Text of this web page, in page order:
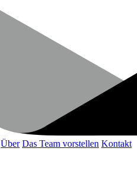
Über Das Team vorstellen Kontakt